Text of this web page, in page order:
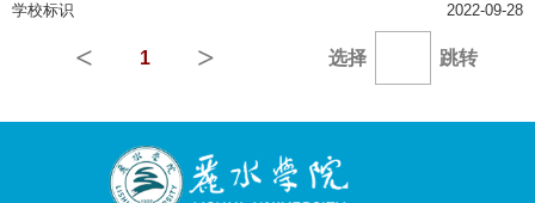
学校标识 2022-09-28
< 1 > 选择 跳转